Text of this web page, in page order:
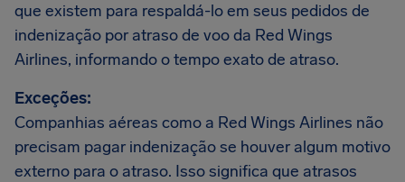
que existem para respaldá-lo em seus pedidos de
indenização por atraso de voo da Red Wings
Airlines, informando o tempo exato de atraso.
Exceções:
Companhias aéreas como a Red Wings Airlines não
precisam pagar indenização se houver algum motivo
externo para o atraso. Isso significa que atrasos